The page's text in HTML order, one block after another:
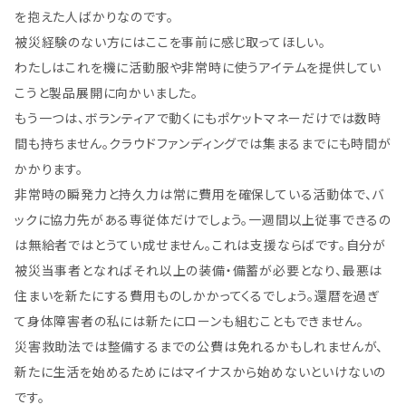
を抱えた人ばかりなのです。
被災経験のない方にはここを事前に感じ取ってほしい。
わたしはこれを機に活動服や非常時に使うアイテムを提供してい
こうと製品展開に向かいました。
もう一つは、ボランティアで動くにもポケットマネーだけでは数時
間も持ちません。クラウドファンディングでは集まるまでにも時間が
かかります。
非常時の瞬発力と持久力は常に費用を確保している活動体で、バ
ックに協力先がある専従体だけでしょう。一週間以上従事できるの
は無給者ではとうてい成せません。これは支援ならばです。自分が
被災当事者となればそれ以上の装備・備蓄が必要となり、最悪は
住まいを新たにする費用ものしかかってくるでしょう。還暦を過ぎ
て身体障害者の私には新たにローンも組むこともできません。
災害救助法では整備するまでの公費は免れるかもしれませんが、
新たに生活を始めるためにはマイナスから始めないといけないの
です。